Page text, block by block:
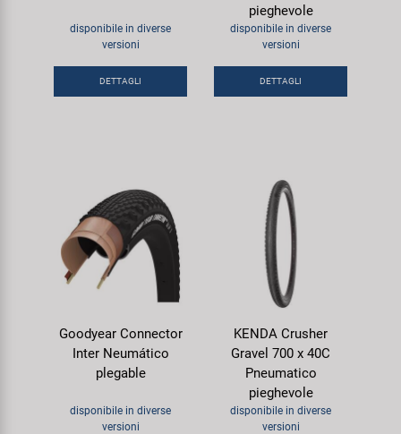
disponibile in diverse
versioni
DETTAGLI
pieghevole
disponibile in diverse
versioni
DETTAGLI
Goodyear Connector
Inter Neumático
plegable
disponibile in diverse
versioni
KENDA Crusher
Gravel 700 x 40C
Pneumatico
pieghevole
disponibile in diverse
versioni